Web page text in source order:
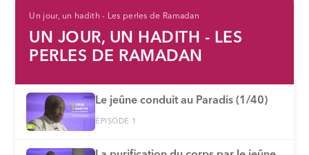
Un jour, un hadith - Les perles de Ramadan
UN JOUR, UN HADITH - LES
PERLES DE RAMADAN
Le jeûne conduit au Paradis (1/40)
ÉPISODE 1